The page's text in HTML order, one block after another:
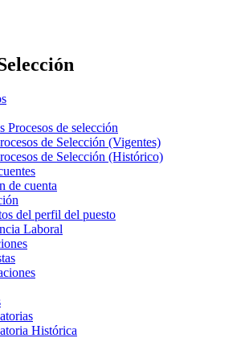
Procesos de selección
de Selección (Vigentes)
de Selección (Histórico)
de cuenta
del perfil del puesto
Laboral
Histórica